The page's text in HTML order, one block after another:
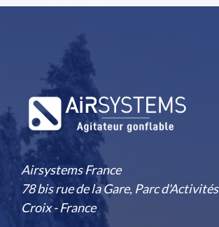
Airsystems France
78 bis rue de la Gare, Parc
Croix - France